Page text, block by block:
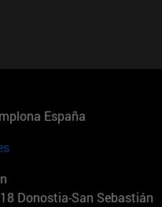
España
Donostia-San Sebastián